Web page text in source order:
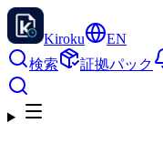
Kiroku
EN
検索
証拠パック